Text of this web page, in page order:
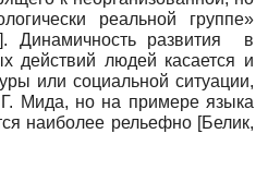
реальной группе»
. Динамичность развития в
действий людей касается и
или социальной ситуации,
Мида, но на примере языка
наиболее рельефно [Белик,